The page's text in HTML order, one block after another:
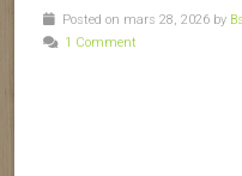
Posted on mars 28, 2026 by
1 Comment